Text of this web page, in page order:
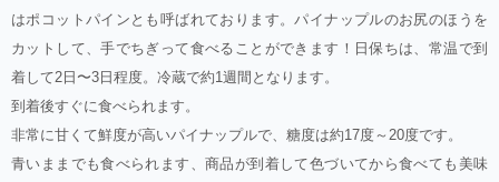
はポコットパインとも呼ばれております。パイナップルのお尻のほうを
カットして、手でちぎって食べることができます！日保ちは、常温で到
着して2日〜3日程度。冷蔵で約1週間となります。
到着後すぐに食べられます。
非常に甘くて鮮度が高いパイナップルで、糖度は約17度～20度です。
青いままでも食べられます、商品が到着して色づいてから食べても美味